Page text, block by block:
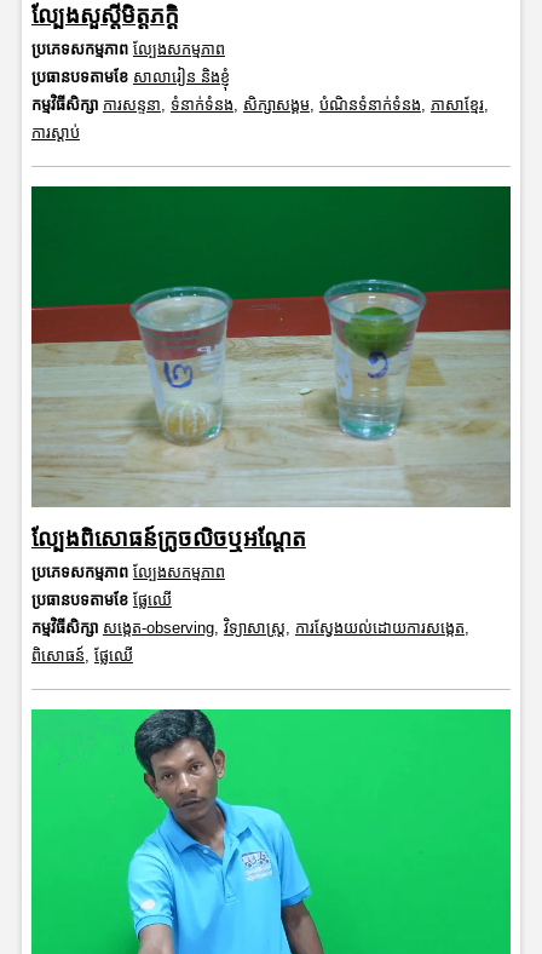
ល្បែងសួស្តីមិត្តភក្តិ
ប្រភេទសកម្មភាព ល្បែងសកម្មភាព
ប្រធានបទតាមខែ សាលារៀន និងខ្ញុំ
កម្មវិធីសិក្សា ការសន្ទនា, ទំនាក់ទំនង, សិក្សាសង្គម, បំណិនទំនាក់ទំនង, ភាសាខ្មែរ,
ការស្តាប់
ល្បែងពិសោធន៍ក្រូចលិចឬអណ្តែត
ប្រភេទសកម្មភាព ល្បែងសកម្មភាព
ប្រធានបទតាមខែ ផ្លែឈើ
កម្មវិធីសិក្សា សង្កេត-observing, វិទ្យាសាស្រ្ត ការស្វែងយល់ដោយការសង្កេត
ពិសោធន៍ ផ្លែឈើ